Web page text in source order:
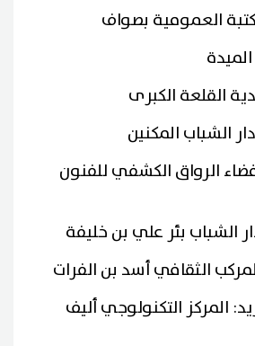
العمومية بصواف
القلعة الكبرى
الشباب المكنين
الرواق الكشفي للفنون
الشباب بئر علي بن خليفة
الثقافي أسد بن الفرات
المركز التكنولوجي أليف